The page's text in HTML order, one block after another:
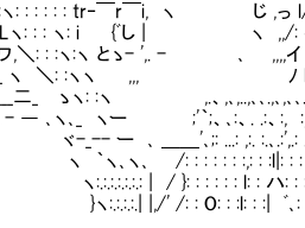
l:ヽ: : : : : : tr‐￣r￣i, ヽ じ ,
＞Lヽ: : : ヽ: i {ﾞし | ヽ ,,/:
,＼: : :ヽ:ヽ とゝ- ',. - ､ ,,,,
ヽ___ ヽ ＼: :ヽヽ ,,, ﾉ
二_ ゝヽ: :ヽ ,.、,､,..,､､.,､,
ヽ､_ ヽー ;'｀;、､:、. .:、:, :,.: ::
ー ､ ＿＿'､;: ...: ,:. :.､.:',.: .::
､ヽ､ /: : : : : : :,: : :l|: : : l
| / }: : : : : : l: : ハ: :
' /: : O: : :l: : :| ﾞ､:
ステ